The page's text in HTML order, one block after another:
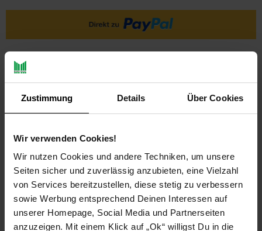
Zustimmung Details Über Cookies
Wir verwenden Cookies!
Wir nutzen Cookies und andere Techniken, um unsere
Seiten sicher und zuverlässig anzubieten, eine Vielzahl
von Services bereitzustellen, diese stetig zu verbessern
sowie Werbung entsprechend Deinen Interessen auf
unserer Homepage, Social Media und Partnerseiten
anzuzeigen. Mit einem Klick auf „Ok“ willigst Du in die
Ja, ich möchte ein Altgerät abgeben.
PAYBACK
Payback Punkte Basis°Punkte:
75
Extra°Punkte:
0